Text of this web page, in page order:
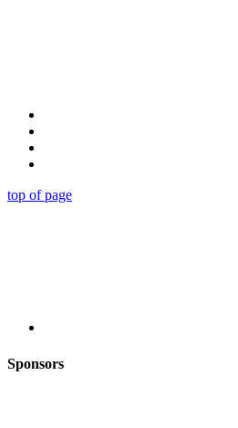
top of page
Sponsors